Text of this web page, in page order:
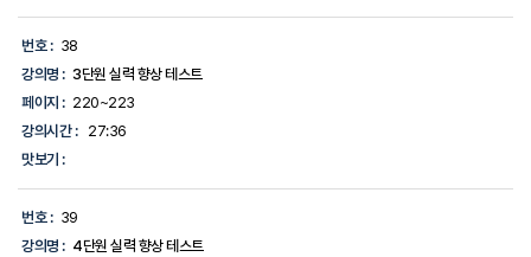
번호 : 38
강의명 : 3단원 실력 향상 테스트
페이지 : 220~223
강의시간 :
27:36
맛보기 :
번호 : 39
강의명 : 4단원 실력 향상 테스트